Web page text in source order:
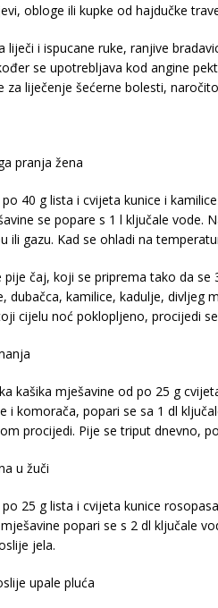
obloge ili kupke od hajdučke
liječi i ispucane ruke, ranjive
se upotrebljava kod angine
za liječenje šećerne bolesti,
pranja žena
40 g lista i cvijeta kunice i
se popare s 1 l ključale vode.
ili gazu. Kad se ohladi na
čaj, koji se priprema tako da
dubačca, kamilice, kadulje, divljeg
cijelu noć poklopljeno, procijedi
kašika mješavine od po 25 g
i komorača, popari se sa 1 dl
procijedi. Pije se triput dnevno,
u žuči
25 g lista i cvijeta kunice
popari se s 2 dl ključale
jela.
upale pluća